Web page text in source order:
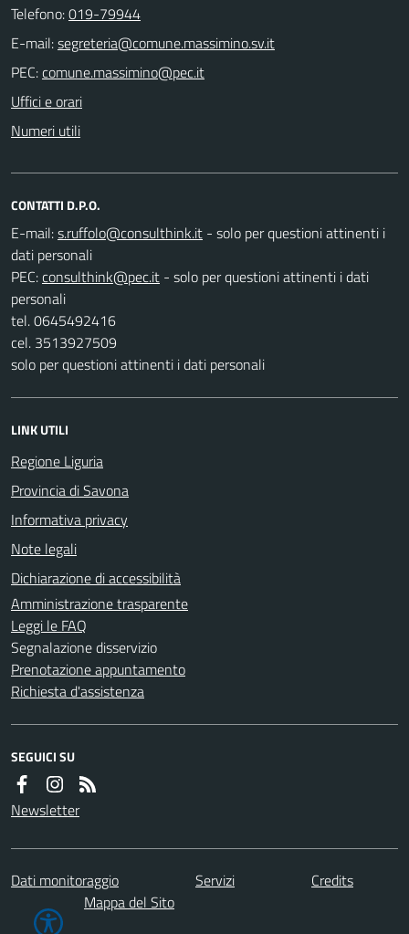
Telefono:019-79944
E-mail:
PEC:
Uffici e orari
Numeri utili
CONTATTI D.P.O.
E-mail:
- solo per questioni attinenti i
dati personali
PEC:
- solo per questioni attinenti i dati
personali
tel. 0645492416
cel. 3513927509
solo per questioni attinenti i dati personali
LINK UTILI
Regione Liguria
Provincia di Savona
Informativa privacy
Note legali
Dichiarazione di accessibilità
Amministrazione trasparente
Leggi le FAQ
Segnalazione disservizio
Prenotazione appuntamento
Richiesta d'assistenza
SEGUICI SU
Newsletter
Dati monitoraggio Servizi
Credits
Mappa del Sito